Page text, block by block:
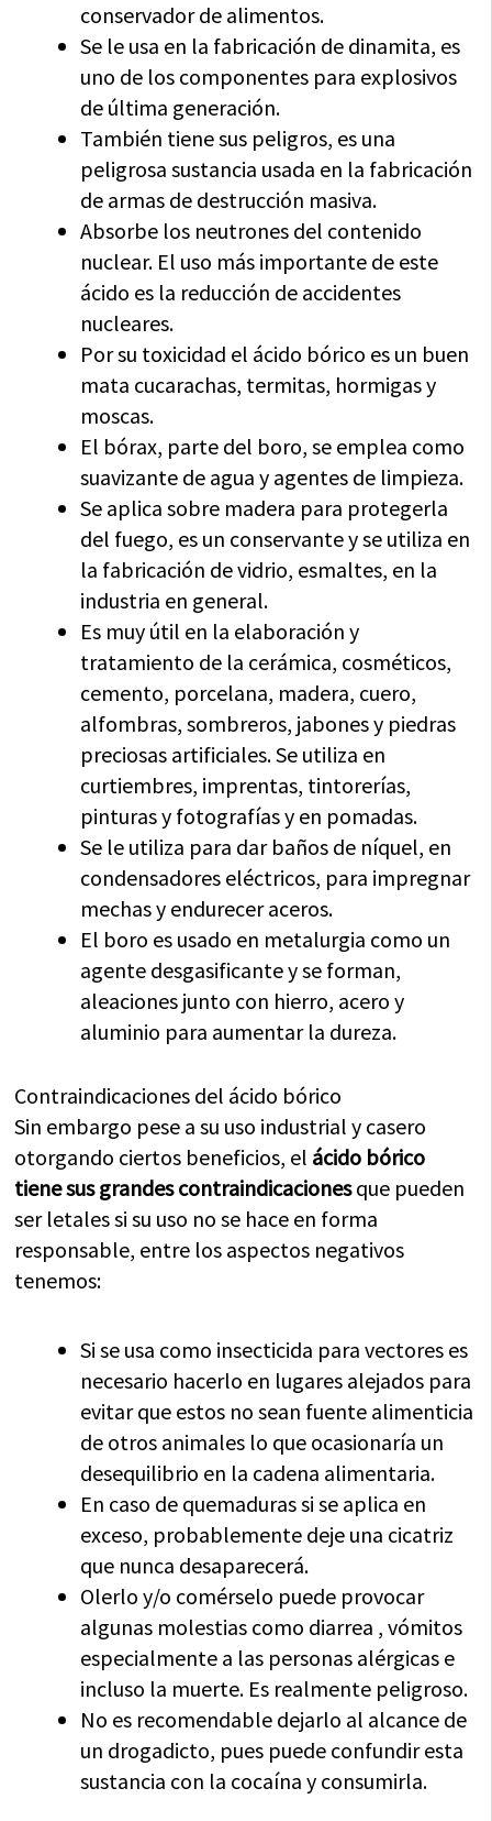
conservador de alimentos.
Se le usa en la fabricación de dinamita, es
uno de los componentes para explosivos
de última generación.
También tiene sus peligros, es una
peligrosa sustancia usada en la fabricación
de armas de destrucción masiva.
Absorbe los neutrones del contenido
nuclear. El uso más importante de este
ácido es la reducción de accidentes
nucleares.
Por su toxicidad el ácido bórico es un buen
mata cucarachas, termitas, hormigas y
moscas.
El bórax, parte del boro, se emplea como
suavizante de agua y agentes de limpieza.
Se aplica sobre madera para protegerla
del fuego, es un conservante y se utiliza en
la fabricación de vidrio, esmaltes, en la
industria en general.
Es muy útil en la elaboración y
tratamiento de la cerámica, cosméticos,
cemento, porcelana, madera, cuero,
alfombras, sombreros, jabones y piedras
preciosas artificiales. Se utiliza en
curtiembres, imprentas, tintorerías,
pinturas y fotografías y en pomadas.
Se le utiliza para dar baños de níquel, en
condensadores eléctricos, para impregnar
mechas y endurecer aceros.
El boro es usado en metalurgia como un
agente desgasificante y se forman,
aleaciones junto con hierro, acero y
aluminio para aumentar la dureza.
Contraindicaciones del ácido bórico
Sin embargo pese a su uso industrial y casero
otorgando ciertos beneficios, el ácido bórico
tiene sus grandes contraindicacionesque pueden
ser letales si su uso no se hace en forma
responsable, entre los aspectos negativos
tenemos:
Si se usa como insecticida para vectores es
necesario hacerlo en lugares alejados para
evitar que estos no sean fuente alimenticia
de otros animales lo que ocasionaría un
desequilibrio en la cadena alimentaria.
En caso de quemaduras si se aplica en
exceso, probablemente deje una cicatriz
que nunca desaparecerá.
Olerlo y/o comérselo puede provocar
algunas molestias como diarrea , vómitos
especialmente a las personas alérgicas e
incluso la muerte. Es realmente peligroso.
No es recomendable dejarlo al alcance de
un drogadicto, pues puede confundir esta
sustancia con la cocaína y consumirla.